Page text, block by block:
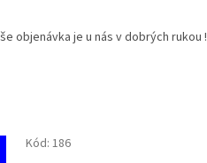
objenávka je u nás v dobrých rukou !
Kód:186